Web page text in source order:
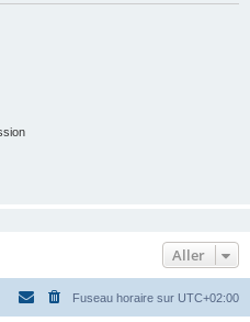
Aller
Fuseau horaire sur UTC+02:00